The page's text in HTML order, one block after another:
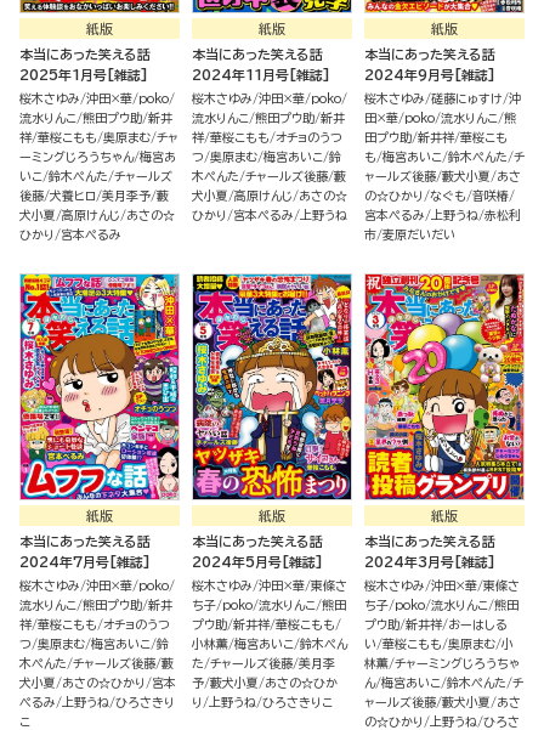
紙版
本当にあった笑える話
2025年1月号[雑誌]
桜木さゆみ 沖田×華 poko
流水りんこ 熊田プウ助 新井
祥 華桜こもも 奥原まむ チャ
ーミングじろうちゃん 梅宮あ
いこ 鈴木ぺんた チャールズ
後藤 犬養ヒロ 美月李予 藪
犬小夏 高原けんじ
あさの☆
ひかり
宮本ぺるみ
紙版
本当にあった笑える話
2024年11月号[雑誌]
桜木さゆみ 沖田×華 poko
流水りんこ 熊田プウ助 新井
祥 華桜こもも オチョのうつ
つ 奥原まむ 梅宮あいこ 鈴
木ぺんた チャールズ後藤 藪
犬小夏 高原けんじ
あさの☆
ひかり
宮本ぺるみ 上野うね
紙版
本当にあった笑える話
2024年9月号[雑誌]
桜木さゆみ 磋藤にゅすけ 沖
田×華 poko 流水りんこ 熊
田プウ助 新井祥 華桜こも
も 梅宮あいこ 鈴木ぺんた チ
ャールズ後藤 藪犬小夏
あさ
の☆ひかり
なぐも 音咲椿
宮本ぺるみ
上野うね 赤松利
市 麦原だいだい
紙版
本当にあった笑える話
2024年7月号[雑誌]
桜木さゆみ 沖田×華 poko
流水りんこ 熊田プウ助 新井
祥 華桜こもも オチョのうつ
つ 奥原まむ 梅宮あいこ 鈴
木ぺんた チャールズ後藤 藪
犬小夏
あさの☆ひかり
宮本
ぺるみ
上野うね ひろさきり
こ
紙版
本当にあった笑える話
2024年5月号[雑誌]
桜木さゆみ 沖田×華 東條さ
ち子 poko 流水りんこ 熊田
プウ助 新井祥 華桜こもも
小林薫 梅宮あいこ 鈴木ぺん
た チャールズ後藤 美月李
予 藪犬小夏
あさの☆ひか
り
上野うね ひろさきりこ
紙版
本当にあった笑える話
2024年3月号[雑誌]
桜木さゆみ 沖田×華 東條さ
ち子 poko 流水りんこ 熊田
プウ助 新井祥 おーはしる
い 華桜こもも 奥原まむ 小
林薫 チャーミングじろうちゃ
ん 梅宮あいこ 鈴木ぺんた チ
ャールズ後藤 藪犬小夏
あさ
の☆ひかり
上野うね ひろさ